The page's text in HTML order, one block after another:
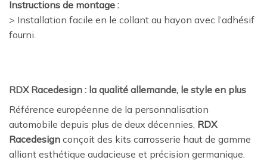
Instructions de montage :
> Installation facile en le collant au hayon avec l’adhésif
fourni.
RDX Racedesign : la qualité allemande, le style en plus
Référence européenne de la personnalisation
automobile depuis plus de deux décennies, RDX
Racedesign conçoit des kits carrosserie haut de gamme
alliant esthétique audacieuse et précision germanique.